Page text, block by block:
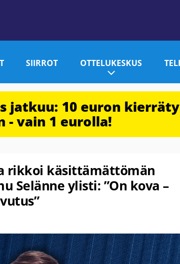
SIIRROT OTTELUKESKUS
jatkuu: 10 euron
- vain 1 eurolla!
rikkoi käsittämättömän
Selänne ylisti: ”On kova –